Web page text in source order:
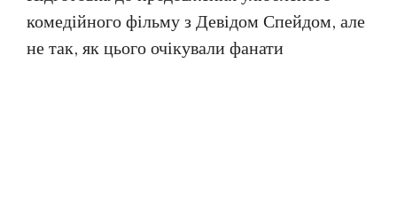
комедійного фільму з Девідом Спейдом, але
не так, як цього очікували фанати